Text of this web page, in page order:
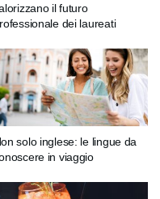
il futuro
dei laureati
solo inglese: le lingue da
in viaggio